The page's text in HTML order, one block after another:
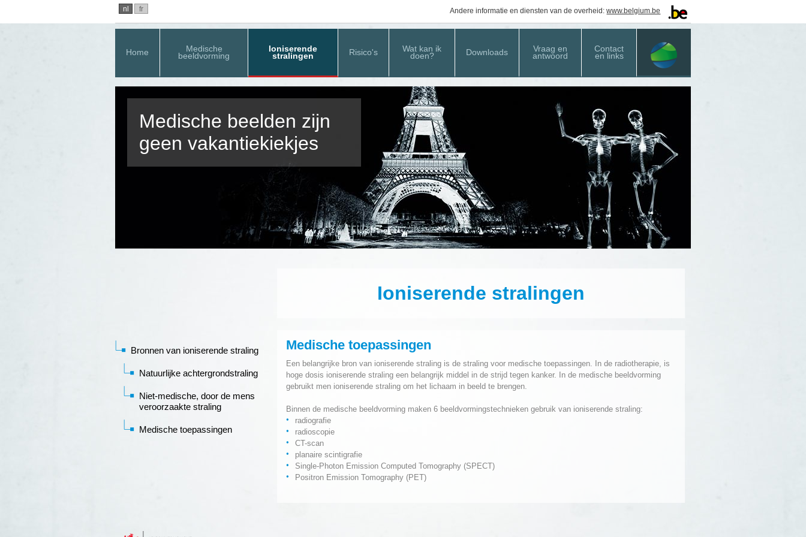
nl fr Andere informatie en diensten van de overheid:www.belgium.be
Home Medische
beeldvorming
Ioniserende
stralingen Risico's Wat kan ik
doen? Downloads Vraag en
antwoord
Contact
en links
Medische beelden zijn
geen vakantiekiekjes
Bronnen van ioniserende straling
Natuurlijke achtergrondstraling
Niet-medische, door de mens
veroorzaakte straling
Medische toepassingen
Ioniserende stralingen
Medische toepassingen
Een belangrijke bron van ioniserende straling is de straling voor medische toepassingen. In de radiotherapie, is
hoge dosis ioniserende straling een belangrijk middel in de strijd tegen kanker. In de medische beeldvorming
gebruikt men ioniserende straling om het lichaam in beeld te brengen.
Binnen de medische beeldvorming maken 6 beeldvormingstechnieken gebruik van ioniserende straling:
radiografie
radioscopie
CT-scan
planaire scintigrafie
Single-Photon Emission Computed Tomography (SPECT)
Positron Emission Tomography (PET)